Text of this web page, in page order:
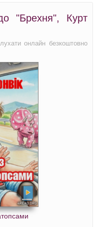
"Брехня", Курт
онлайн безкоштовно